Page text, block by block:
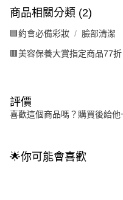
商品相關分類 (2)
🟦約會必備彩妝 臉部清潔
🟥美容保養大賞指定商品77折
評價
喜歡這個商品嗎？購買後給他
🌟你可能會喜歡